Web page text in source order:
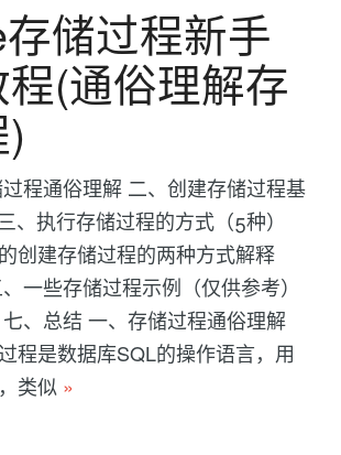
储过程新手
(通俗理解存
程通俗理解 二、创建存储过程基
、执行存储过程的方式（5种）
创建存储过程的两种方式解释
、一些存储过程示例（仅供参考）
、总结 一、存储过程通俗理解
程是数据库SQL的操作语言，用
类似 »